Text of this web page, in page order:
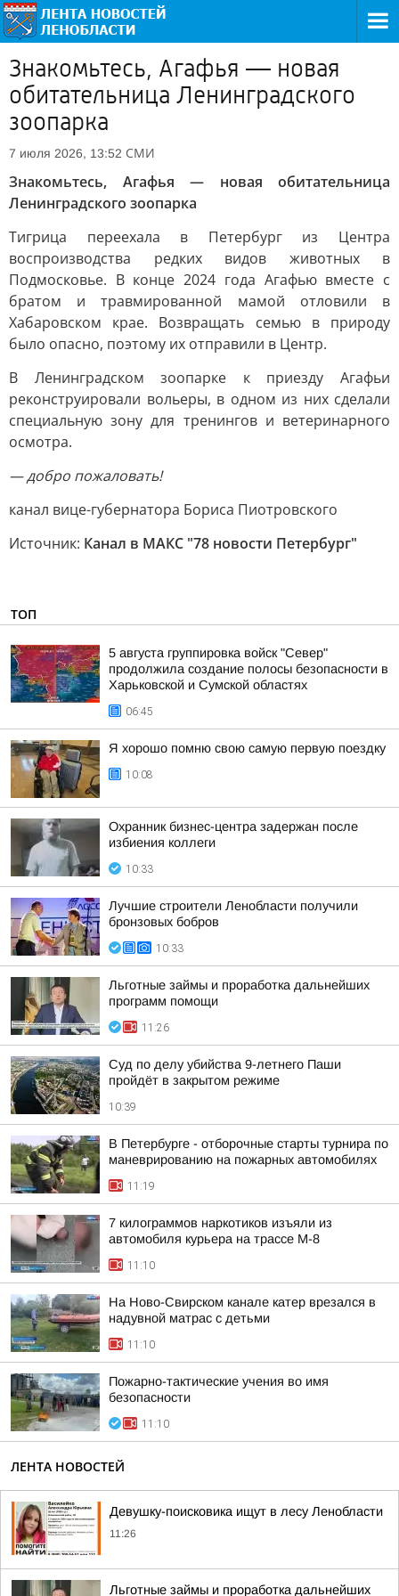
Знакомьтесь, Агафья — новая
обитательница Ленинградского
зоопарка
7 июля 2026, 13:52 СМИ
Знакомьтесь, Агафья — новая обитательница
Ленинградского зоопарка
Тигрица переехала в Петербург из Центра
воспроизводства редких видов животных в
Подмосковье. В конце 2024 года Агафью вместе с
братом и травмированной мамой отловили в
Хабаровском крае. Возвращать семью в природу
было опасно, поэтому их отправили в Центр.
В Ленинградском зоопарке к приезду Агафьи
реконструировали вольеры, в одном из них сделали
специальную зону для тренингов и ветеринарного
осмотра.
— добро пожаловать!
канал вице-губернатора Бориса Пиотровского
Источник: Канал в МАКС "78 новости Петербург"
ТОП
5 августа группировка войск "Север"
продолжила создание полосы безопасности в
Харьковской и Сумской областях
06:45
Я хорошо помню свою самую первую поездку
10:08
Охранник бизнес-центра задержан после
избиения коллеги
10:33
Лучшие строители Ленобласти получили
бронзовых бобров
10:33
Льготные займы и проработка дальнейших
программ помощи
11:26
Суд по делу убийства 9-летнего Паши
пройдёт в закрытом режиме
10:39
В Петербурге - отборочные старты турнира по
маневрированию на пожарных автомобилях
11:19
7 килограммов наркотиков изъяли из
автомобиля курьера на трассе М-8
11:10
На Ново-Свирском канале катер врезался в
надувной матрас с детьми
11:10
Пожарно-тактические учения во имя
безопасности
11:10
ЛЕНТА НОВОСТЕЙ
Девушку-поисковика ищут в лесу Ленобласти
11:26
Льготные займы и проработка дальнейших